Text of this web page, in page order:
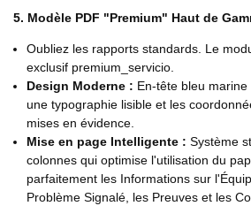
5. Modèle PDF "Premium" Haut de
Oubliez les rapports standards. Le
exclusif premium_servicio.
Design Moderne : En-tête bleu
une typographie lisible et les
mises en évidence.
Mise en page Intelligente : Système
colonnes qui optimise l'utilisation du
parfaitement les Informations sur
Problème Signalé, les Preuves et les